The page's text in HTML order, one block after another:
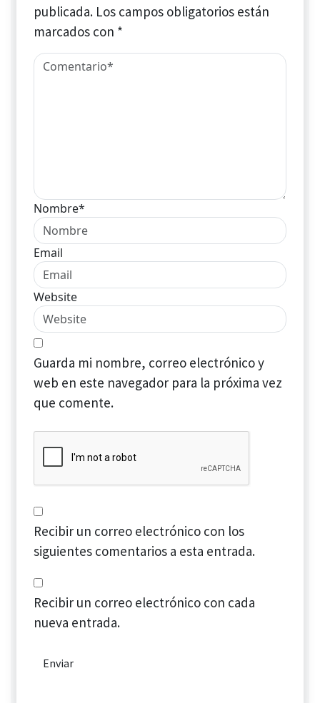
publicada. Los campos obligatorios están
marcados con *
Nombre*
Email
Website
Guarda mi nombre, correo electrónico y
web en este navegador para la próxima vez
que comente.
Recibir un correo electrónico con los
siguientes comentarios a esta entrada.
Recibir un correo electrónico con cada
nueva entrada.